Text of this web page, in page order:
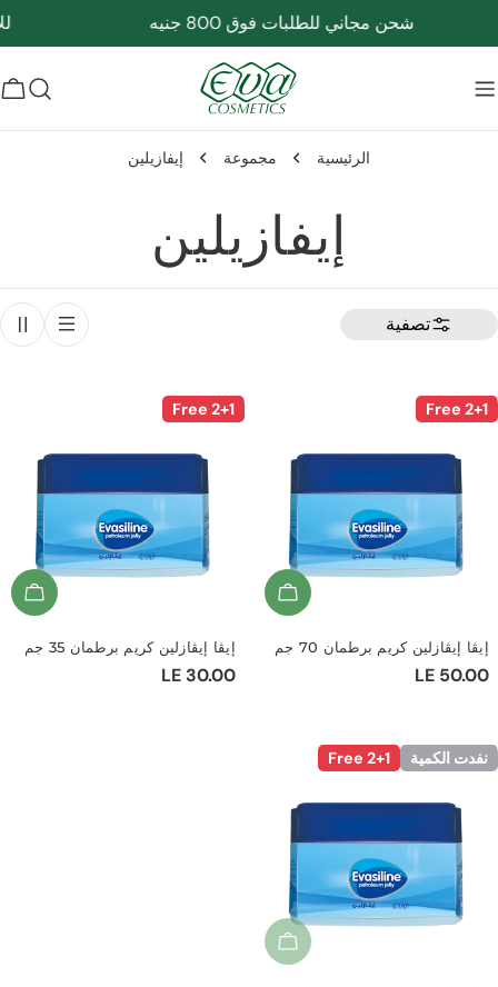
شحن مجاني للطلبات فوق 800 جنيه
سلة
التسوق
الرئيسية مجموعة إيفازيلين
ج
ع
ة
إيفازيلين
تصفية
Add To Cart
كريم برطمان 70 جم
LE
To Cart
إيڤا إيڤازلين كريم برطمان 35 جم
LE 30.00
2+1 Free
نفدت الكمية